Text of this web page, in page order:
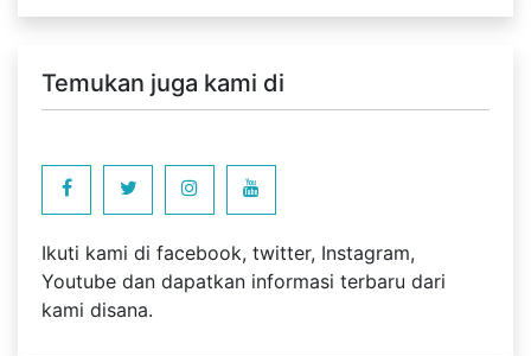
Temukan juga kami di
Ikuti kami di facebook, twitter, Instagram,
Youtube dan dapatkan informasi terbaru dari
kami disana.